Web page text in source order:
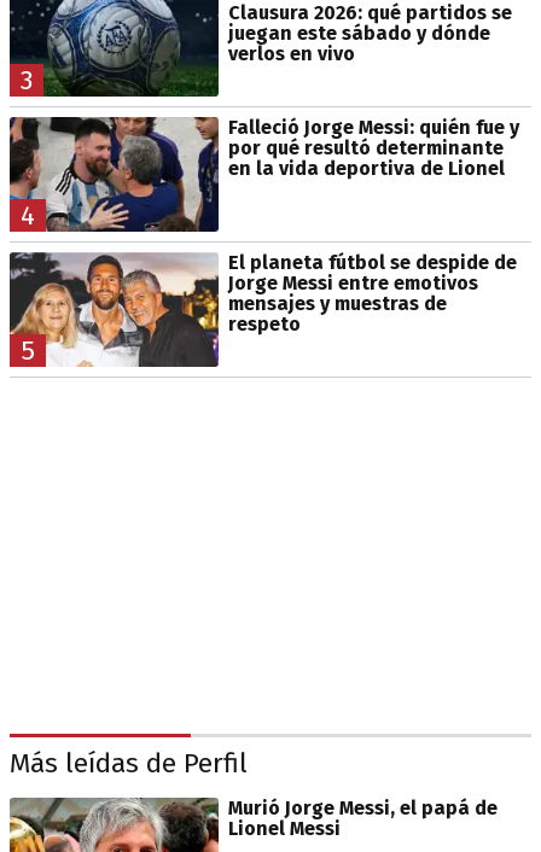
3
Clausura 2026: qué partidos se
juegan este sábado y dónde
verlos en vivo
4
Falleció Jorge Messi: quién fue y
por qué resultó determinante
en la vida deportiva de Lionel
5
El planeta fútbol se despide de
Jorge Messi entre emotivos
mensajes y muestras de
respeto
Más leídas de Perfil
Murió Jorge Messi, el papá de
Lionel Messi